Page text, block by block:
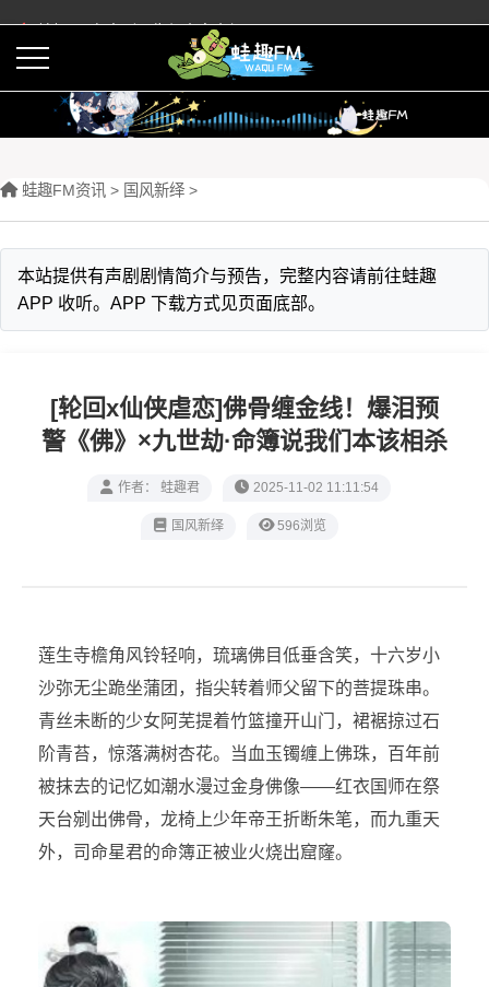
蛙趣FM有声剧预告与内容介绍
蛙趣FM资讯 > ‌国风新绎 >
本站提供有声剧剧情简介与预告，完整内容请前往蛙趣
APP 收听。APP 下载方式见页面底部。
[轮回x仙侠虐恋]佛骨缠金线！爆泪预
警《佛》×九世劫·命簿说我们本该相杀
作者： 蛙趣君 2025-11-02 11:11:54
‌国风新绎 596浏览
莲生寺檐角风铃轻响，琉璃佛目低垂含笑，十六岁小
沙弥无尘跪坐蒲团，指尖转着师父留下的菩提珠串。
青丝未断的少女阿芜提着竹篮撞开山门，裙裾掠过石
阶青苔，惊落满树杏花。当血玉镯缠上佛珠，百年前
被抹去的记忆如潮水漫过金身佛像——红衣国师在祭
天台剜出佛骨，龙椅上少年帝王折断朱笔，而九重天
外，司命星君的命簿正被业火烧出窟窿。